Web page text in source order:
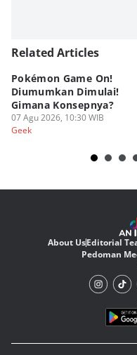
Related Articles
Pokémon Game On!
Diumumkan Dimulai!
Gimana Konsepnya?
07 Agu 2026, 10:30 WIB
Geek
About UsEditorial
Pedoman